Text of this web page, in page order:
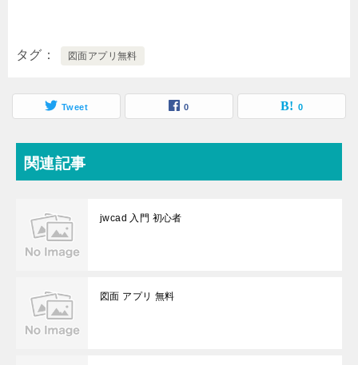
タグ 図面アプリ無料
Tweet 0 0
関連記事
jwcad 入門 初心者
図面 アプリ 無料